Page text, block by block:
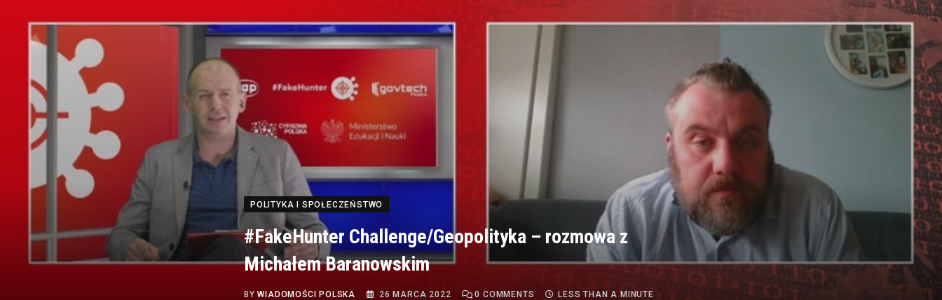
POLITYKA I SPOŁECZEŃSTWO
#FakeHunter Challenge/Geopolityka – rozmowa z
Michałem Baranowskim
BYWIADOMOŚCI POLSKA 26 MARCA 2022 0 COMMENTS
LESS THAN A MINUTE